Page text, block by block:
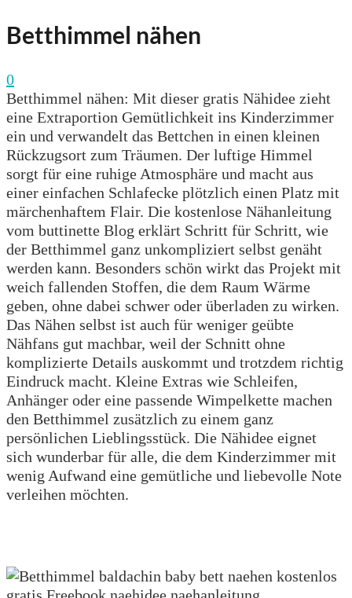
Betthimmel nähen
0
Betthimmel nähen: Mit dieser gratis Nähidee zieht
eine Extraportion Gemütlichkeit ins Kinderzimmer
ein und verwandelt das Bettchen in einen kleinen
Rückzugsort zum Träumen. Der luftige Himmel
sorgt für eine ruhige Atmosphäre und macht aus
einer einfachen Schlafecke plötzlich einen Platz mit
märchenhaftem Flair. Die kostenlose Nähanleitung
vom buttinette Blog erklärt Schritt für Schritt, wie
der Betthimmel ganz unkompliziert selbst genäht
werden kann. Besonders schön wirkt das Projekt mit
weich fallenden Stoffen, die dem Raum Wärme
geben, ohne dabei schwer oder überladen zu wirken.
Das Nähen selbst ist auch für weniger geübte
Nähfans gut machbar, weil der Schnitt ohne
komplizierte Details auskommt und trotzdem richtig
Eindruck macht. Kleine Extras wie Schleifen,
Anhänger oder eine passende Wimpelkette machen
den Betthimmel zusätzlich zu einem ganz
persönlichen Lieblingsstück. Die Nähidee eignet
sich wunderbar für alle, die dem Kinderzimmer mit
wenig Aufwand eine gemütliche und liebevolle Note
verleihen möchten.